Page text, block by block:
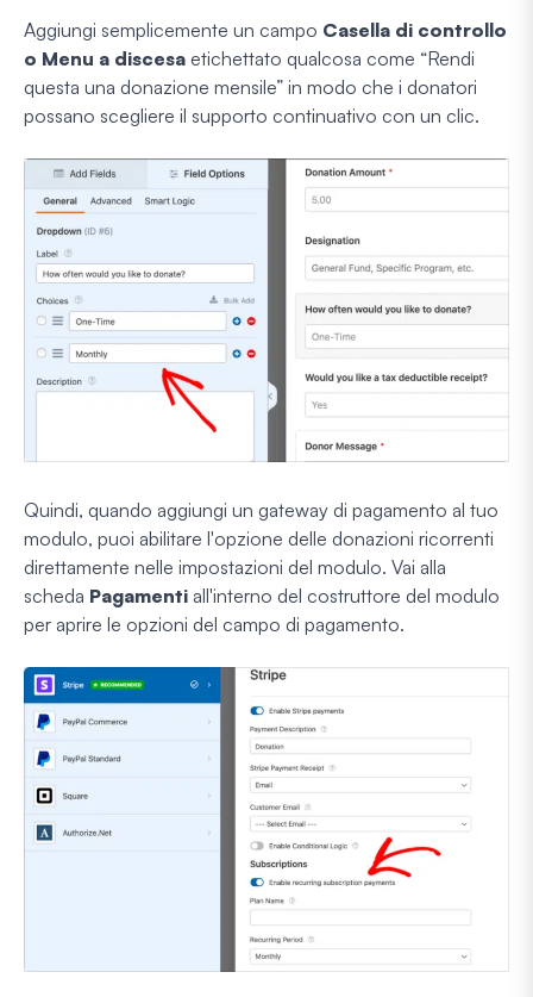
Aggiungi semplicemente un campo Casella di controllo
o Menu a discesa etichettato qualcosa come “Rendi
questa una donazione mensile” in modo che i donatori
possano scegliere il supporto continuativo con un clic.
Quindi, quando aggiungi un gateway di pagamento al tuo
modulo, puoi abilitare l'opzione delle donazioni ricorrenti
direttamente nelle impostazioni del modulo. Vai alla
scheda Pagamenti all'interno del costruttore del modulo
per aprire le opzioni del campo di pagamento.